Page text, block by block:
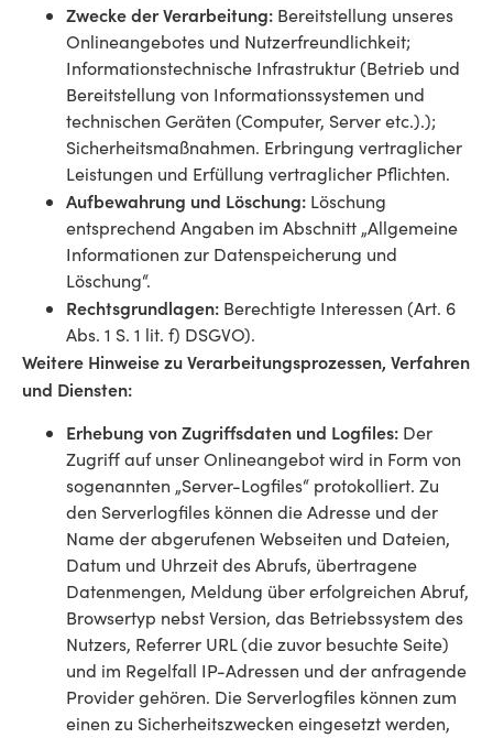
Zwecke der Verarbeitung: Bereitstellung unseres
Onlineangebotes und Nutzerfreundlichkeit;
Informationstechnische Infrastruktur (Betrieb und
Bereitstellung von Informationssystemen und
technischen Geräten (Computer, Server etc.).);
Sicherheitsmaßnahmen. Erbringung vertraglicher
Leistungen und Erfüllung vertraglicher Pflichten.
Aufbewahrung und Löschung: Löschung
entsprechend Angaben im Abschnitt „Allgemeine
Informationen zur Datenspeicherung und
Löschung“.
Rechtsgrundlagen: Berechtigte Interessen (Art. 6
Abs. 1 S. 1 lit. f) DSGVO).
Weitere Hinweise zu Verarbeitungsprozessen, Verfahren
und Diensten:
Erhebung von Zugriffsdaten und Logfiles: Der
Zugriff auf unser Onlineangebot wird in Form von
sogenannten „Server-Logfiles“ protokolliert. Zu
den Serverlogfiles können die Adresse und der
Name der abgerufenen Webseiten und Dateien,
Datum und Uhrzeit des Abrufs, übertragene
Datenmengen, Meldung über erfolgreichen Abruf,
Browsertyp nebst Version, das Betriebssystem des
Nutzers, Referrer URL (die zuvor besuchte Seite)
und im Regelfall IP-Adressen und der anfragende
Provider gehören. Die Serverlogfiles können zum
einen zu Sicherheitszwecken eingesetzt werden,